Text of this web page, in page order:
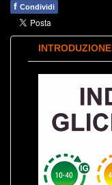
f Condividi
INTRODUZIONE